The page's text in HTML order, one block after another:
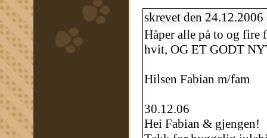
skrevet den
Håper alle på to og
hvit, OG ET GODT
Hilsen Fabian m/fam
30.12.06
Hei Fabian & gjengen!